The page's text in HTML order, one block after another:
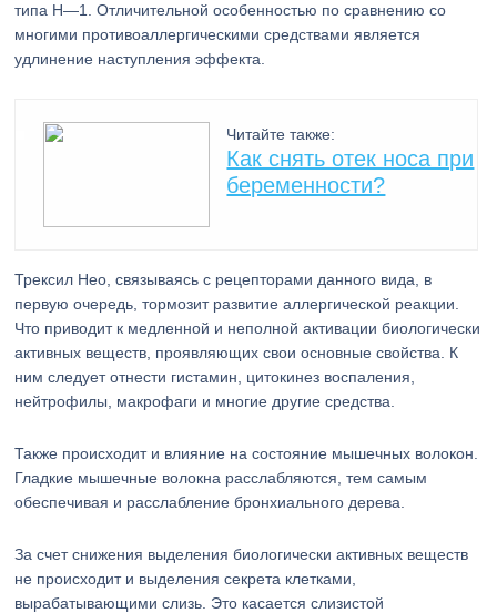
типа Н—1. Отличительной особенностью по сравнению со
многими противоаллергическими средствами является
удлинение наступления эффекта.
Читайте также:
Как снять отек носа при
беременности?
Трексил Нео, связываясь с рецепторами данного вида, в
первую очередь, тормозит развитие аллергической реакции.
Что приводит к медленной и неполной активации биологически
активных веществ, проявляющих свои основные свойства. К
ним следует отнести гистамин, цитокинез воспаления,
нейтрофилы, макрофаги и многие другие средства.
Также происходит и влияние на состояние мышечных волокон.
Гладкие мышечные волокна расслабляются, тем самым
обеспечивая и расслабление бронхиального дерева.
За счет снижения выделения биологически активных веществ
не происходит и выделения секрета клетками,
вырабатывающими слизь. Это касается слизистой